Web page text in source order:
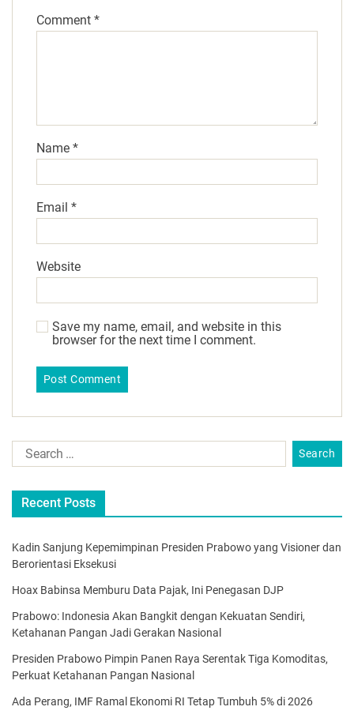
Comment *
Name *
Email *
Website
Save my name, email, and website in this
browser for the next time I comment.
Recent Posts
Kadin Sanjung Kepemimpinan Presiden Prabowo yang Visioner dan
Berorientasi Eksekusi
Hoax Babinsa Memburu Data Pajak, Ini Penegasan DJP
Prabowo: Indonesia Akan Bangkit dengan Kekuatan Sendiri,
Ketahanan Pangan Jadi Gerakan Nasional
Presiden Prabowo Pimpin Panen Raya Serentak Tiga Komoditas,
Perkuat Ketahanan Pangan Nasional
Ada Perang, IMF Ramal Ekonomi RI Tetap Tumbuh 5% di 2026